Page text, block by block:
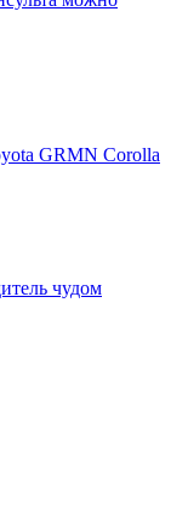
GRMN Corolla
чудом